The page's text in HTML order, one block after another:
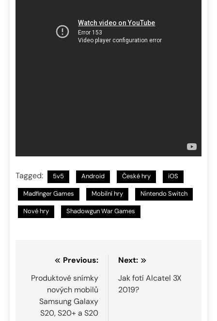
Tagged: 5v5 Android České hry iOS
Madfinger Games Mobilní hry Nintendo Switch
Nové hry Shadowgun War Games
Navigace
pro
příspěvek
Previous:
Produktové snímky
nových mobilů
Samsung Galaxy
S20, S20+ a S20
Next:
Jak fotí Alcatel 3X
2019?